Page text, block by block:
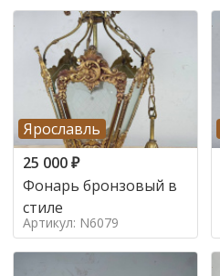
Ярославль
25 000₽
Фонарь бронзовый в
стиле
Артикул: N6079